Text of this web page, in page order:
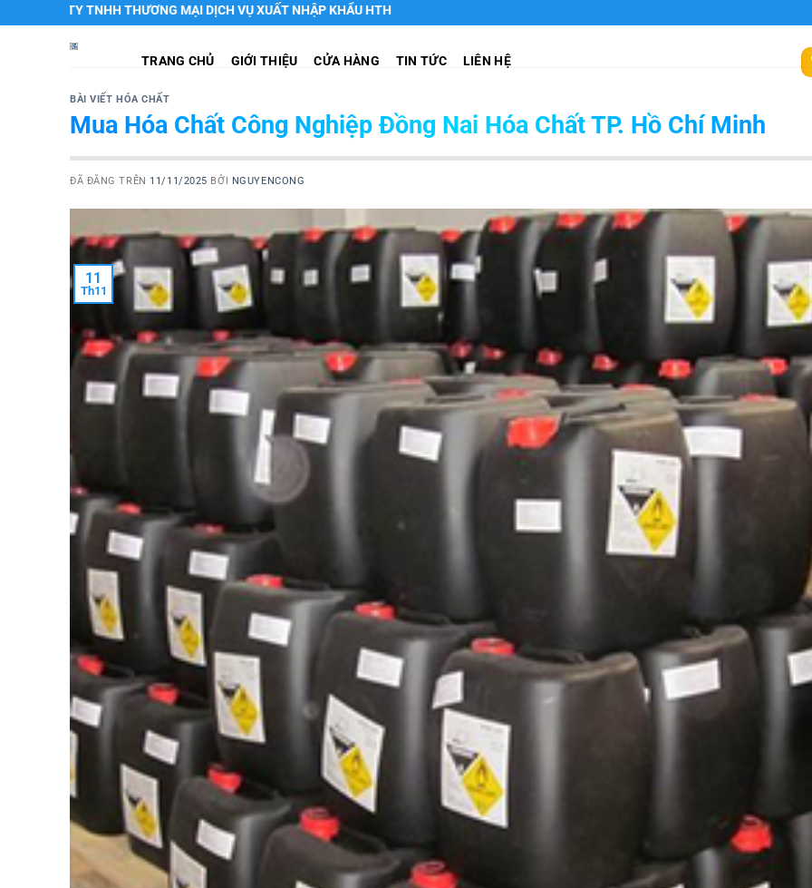
TNHH THƯƠNG MẠI DỊCH VỤ XUẤT NHẬP KHẨU HTH
TRANG CHỦ GIỚI THIỆU CỬA HÀNG TIN TỨC LIÊN HỆ
BÀI VIẾT HÓA CHẤT
Mua Hóa Chất Công Nghiệp Đồng Nai Hóa Chất TP. Hồ Chí Minh
ĐÃ ĐĂNG TRÊN 11/11/2025 BỞI NGUYENCONG
11
Th11